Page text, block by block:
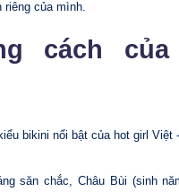
riêng của mình.
cách của
săn chắc, Châu Bùi (sinh